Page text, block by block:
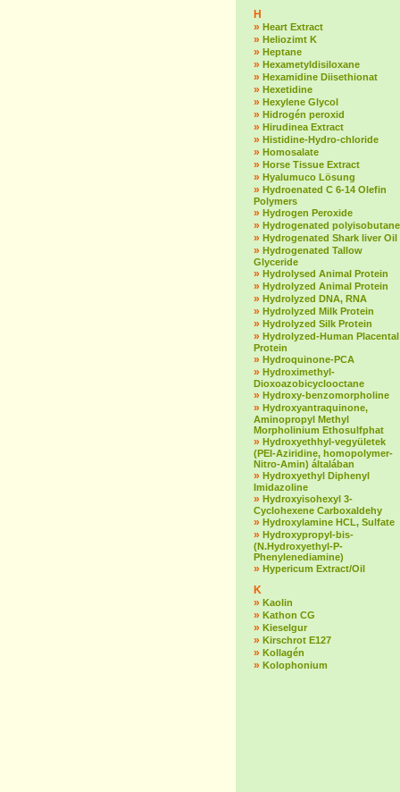
H
» Heart Extract
» Heliozimt K
» Heptane
» Hexametyldisiloxane
» Hexamidine Diisethionat
» Hexetidine
» Hexylene Glycol
» Hidrogén peroxid
» Hirudinea Extract
» Histidine-Hydro-chloride
» Homosalate
» Horse Tissue Extract
» Hyalumuco Lösung
» Hydroenated C 6-14 Olefin
Polymers
» Hydrogen Peroxide
» Hydrogenated polyisobutane
» Hydrogenated Shark liver Oil
» Hydrogenated Tallow
Glyceride
» Hydrolysed Animal Protein
» Hydrolyzed Animal Protein
» Hydrolyzed DNA, RNA
» Hydrolyzed Milk Protein
» Hydrolyzed Silk Protein
» Hydrolyzed-Human Placental
Protein
» Hydroquinone-PCA
» Hydroximethyl-
Dioxoazobicyclooctane
» Hydroxy-benzomorpholine
» Hydroxyantraquinone,
Aminopropyl Methyl
Morpholinium Ethosulfphat
» Hydroxyethhyl-vegyületek
(PEI-Aziridine, homopolymer-
Nitro-Amin) általában
» Hydroxyethyl Diphenyl
Imidazoline
» Hydroxyisohexyl 3-
Cyclohexene Carboxaldehy
» Hydroxylamine HCL, Sulfate
» Hydroxypropyl-bis-
(N.Hydroxyethyl-P-
Phenylenediamine)
» Hypericum Extract/Oil
K
» Kaolin
» Kathon CG
» Kieselgur
» Kirschrot E127
» Kollagén
» Kolophonium